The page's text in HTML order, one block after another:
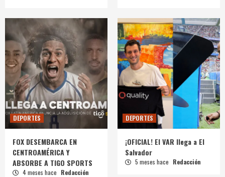
DEPORTES
FOX DESEMBARCA EN
CENTROAMÉRICA Y
ABSORBE A TIGO SPORTS
4 meses hace Redacción
DEPORTES
¡OFICIAL! El VAR llega a El
Salvador
5 meses hace Redacción